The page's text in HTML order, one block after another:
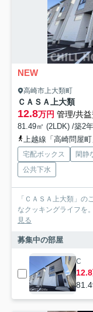
NEW
高崎市上大類町
ＣＡＳＡ上大類
12.8万円 管理/共
81.49㎡ (2LDK) /築2
上越線「高崎問屋
宅配ボックス 閑静
公共下水
「ＣＡＳＡ上大類」
なクッキングライフを
見る
募集中の部屋
C